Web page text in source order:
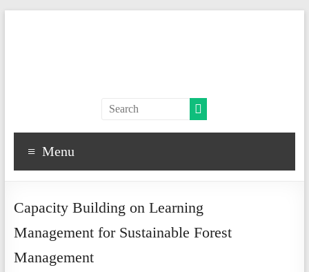
FRAME
Project
climate
mitigation
and
Menu
Capacity Building on Learning
Management for Sustainable Forest
Management